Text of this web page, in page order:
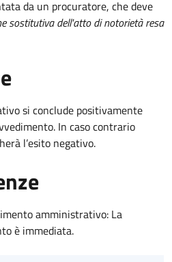
da un procuratore, che deve
sostitutiva dell'atto di notorietà resa
si conclude positivamente
In caso contrario
l’esito negativo.
amministrativo: La
è immediata.